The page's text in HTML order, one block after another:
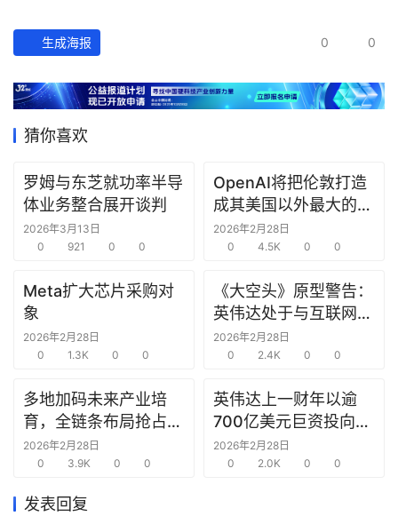
据
研
选
告
创
窗
商
合
圈
生成海报 0 0
猜你喜欢
罗姆与东芝就功率半导
体业务整合展开谈判
2026年3月13日
0
921 0 0
OpenAI将把伦敦打造
成其美国以外最大的研
究中心
2026年2月28日
0
4.5K 0 0
Meta扩大芯片采购对
象
2026年2月28日
0
1.3K 0 0
《大空头》原型警告：
英伟达处于与互联网泡
沫时期思科同样的“危
险境地”
2026年2月28日
0
2.4K 0 0
多地加码未来产业培
育，全链条布局抢占新
赛道先机
2026年2月28日
0
3.9K 0 0
英伟达上一财年以逾
700亿美元巨资投向合
作方，竭力巩固AI芯片
需求
2026年2月28日
0
2.0K 0 0
发表回复